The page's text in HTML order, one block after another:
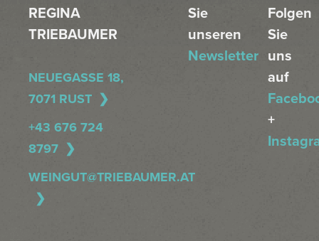
REGINA
TRIEBAUMER
NEUEGASSE 18,
7071 RUST
+43 676 724
8797
WEINGUT@TRIEBAUMER.AT
Sie
unseren
Newsletter
Folgen
Sie
uns
auf
+